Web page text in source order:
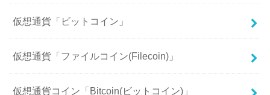
仮想通貨「ビットコイン」
仮想通貨「ファイルコイン(Filecoin)」
仮想通貨コイン「Bitcoin(ビットコイン)」